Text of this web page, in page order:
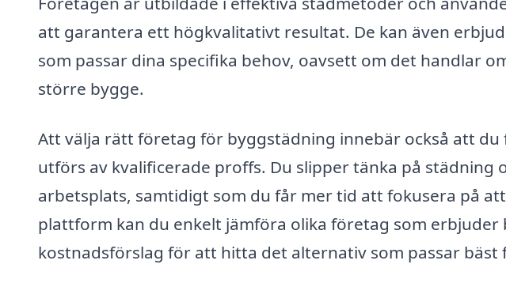
att garantera ett högkvalitativt resultat. De kan även
som passar dina specifika behov, oavsett om det handlar
större bygge.
Att välja rätt företag för byggstädning innebär också att
utförs av kvalificerade proffs. Du slipper tänka på städning
arbetsplats, samtidigt som du får mer tid att fokusera på
plattform kan du enkelt jämföra olika företag som erbjuder
kostnadsförslag för att hitta det alternativ som passar